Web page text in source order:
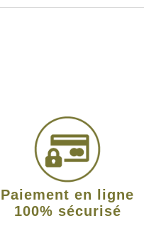
Paiement en ligne
100% sécurisé